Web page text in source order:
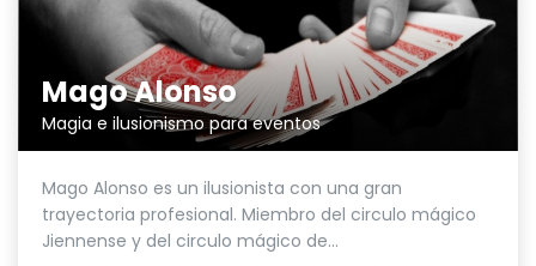
Mago Alonso
Magia e ilusionismo para eventos
Mago Alonso es un ilusionista con una gran
trayectoria profesional. Miembro del circulo mágico
Jiennense y del circulo mágico de...